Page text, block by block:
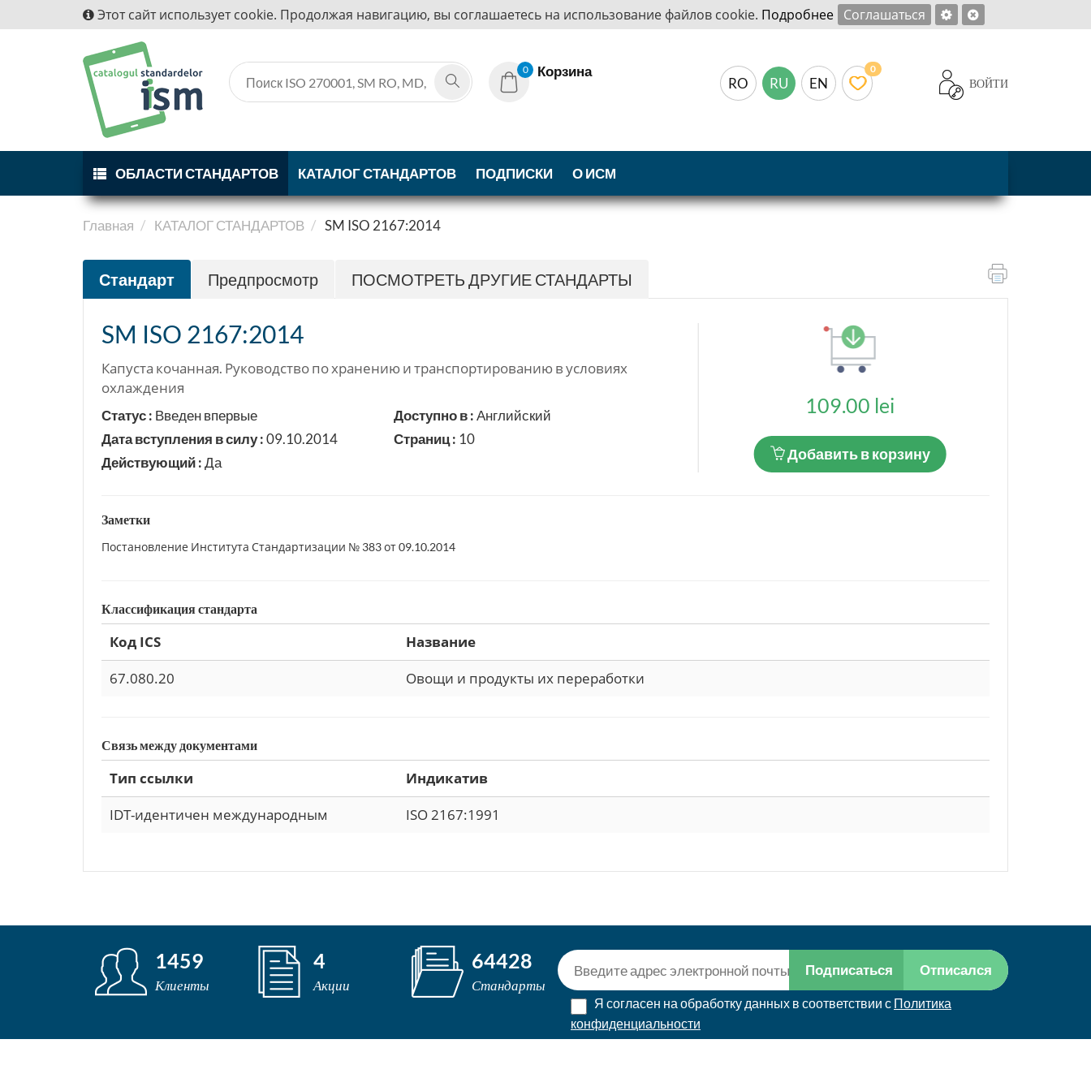
Этот сайт использует cookie. Продолжая навигацию, вы соглашаетесь на использование файлов cookie. Подробнее Соглашаться
0 Корзина
ВОЙТИ
RO RU EN
0
ОБЛАСТИ СТАНДАРТОВ КАТАЛОГ СТАНДАРТОВ ПОДПИСКИ О ИСМ
Главная КАТАЛОГ СТАНДАРТОВ SM ISO 2167:2014
Стандарт Предпросмотр ПОСМОТРЕТЬ ДРУГИЕ СТАНДАРТЫ
SM ISO 2167:2014
Капуста кочанная. Руководство по хранению и транспортированию в условиях
охлаждения
Статус : Введен впервые
Дата вступления в силу :09.10.2014
Действующий :Да
Доступно в :Английский
Страниц : 10
109.00 lei
Добавить в корзину
Заметки
Постановление Института Стандартизации № 383 от 09.10.2014
Классификация стандарта
Код ICS
Название
67.080.20
Овощи и продукты их переработки
Связь между документами
Тип ссылки
Индикатив
IDT-идентичен международным
ISO 2167:1991
1459
Клиенты
4
Акции
64428
Стандарты
Подписаться Отписался
Я согласен на обработку данных в соответствии с Политика
конфиденциальности